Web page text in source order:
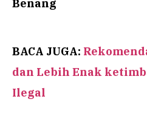
Benang
BACA JUGA:
dan Lebih Enak
Ilegal